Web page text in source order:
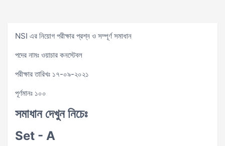
NSI এর নিয়োগ পরীক্ষার প্রশ্ন ও সম্পূর্ণ সমাধান
পদের নামঃ ওয়াচার কনস্টেবল
পরীক্ষার তারিখঃ ১৭-০৯-২০২১
পূর্ণমানঃ ১০০
সমাধান দেখুন নিচেঃ
Set - A